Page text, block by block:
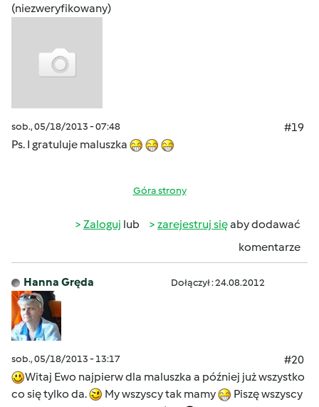
(niezweryfikowany)
sob., 05/18/2013 - 07:48
#19
Ps. I gratuluje maluszka
Góra strony
Zaloguj lub zarejestruj sięaby dodawać
komentarze
Hanna Gręda Dołączył : 24.08.2012
sob., 05/18/2013 - 13:17
#20
Witaj Ewo najpierw dla maluszka a później już wszystko
co się tylko da.
My wszyscy tak mamy
Piszę wszyscy